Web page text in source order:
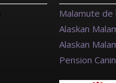
Malamute de
Alaskan
Alaskan
Pension